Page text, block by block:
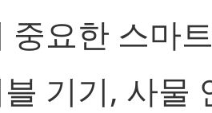
중요한 스마
기기, 사물